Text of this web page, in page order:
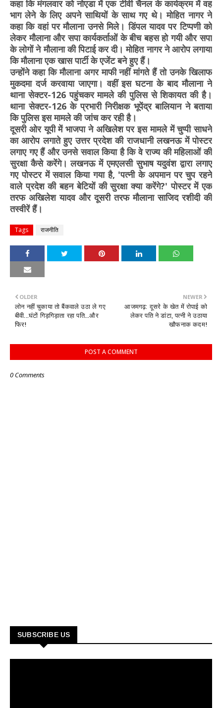
कहा कि मंगलवार को नोएडा में एक टीवी चैनल के कार्यक्रम में वह
भाग लेने के लिए अपने साथियों के साथ गए थे। मोहित नागर ने
कहा कि वहां पर मौलाना उनसे मिले। डिंपल यादव पर टिप्पणी को
लेकर मौलाना और सपा कार्यकर्ताओं के बीच बहस हो गयी और सपा
के लोगों ने मौलाना की पिटाई कर दी। मोहित नागर ने आरोप लगाया
कि मौलाना एक खास पार्टी के एजेंट बने हुए हैं।
उन्होंने कहा कि मौलाना अगर माफी नहीं मांगते हैं तो उनके खिलाफ
मुकदमा दर्ज करवाया जाएगा। वहीं इस घटना के बाद मौलाना ने
थाना सेक्टर-126 पहुंचकर मामले की पुलिस से शिकायत की है।
थाना सेक्टर-126 के प्रभारी निरीक्षक भूपेंद्र बालियान ने बताया
कि पुलिस इस मामले की जांच कर रही है।
दूसरी ओर यूपी में भाजपा ने अखिलेश पर इस मामले में चुप्पी साधने
का आरोप लगाते हुए उत्तर प्रदेश की राजधानी लखनऊ में पोस्टर
लगाए गए हैं और उनसे सवाल किया है कि वे राज्य की महिलाओं की
सुरक्षा कैसे करेंगे। लखनऊ में एमएलसी सुभाष यदुवंश द्वारा लगाए
गए पोस्टर में सवाल किया गया है, 'पत्नी के अपमान पर चुप रहने
वाले प्रदेश की बहन बेटियों की सुरक्षा क्या करेंगे?' पोस्टर में एक
तरफ अखिलेश यादव और दूसरी तरफ मौलाना साजिद रशीदी की
तस्वीरें हैं।
Tags राजनीति
NEWER
आजमगढ़: दूसरे के खेत में रोपाई को
लेकर पति ने डांटा, पत्नी ने उठाया
खौफनाक कदम!
OLDER
लोन नहीं चुकाया तो बैंकवाले उठा ले गए
बीवी...घंटों गिड़गिड़ाता रहा पति...और
फिर!
POST A COMMENT
0 Comments
SUBSCRIBE US